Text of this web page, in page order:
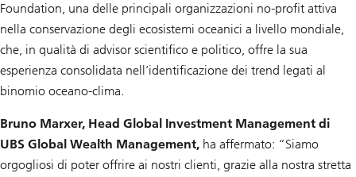
Foundation, una delle principali organizzazioni no-profit attiva
nella conservazione degli ecosistemi oceanici a livello mondiale,
che, in qualità di advisor scientifico e politico, offre la sua
esperienza consolidata nell’identificazione dei trend legati al
binomio oceano-clima.
Bruno Marxer, Head Global Investment Management di
UBS Global Wealth Management, ha affermato: “Siamo
orgogliosi di poter offrire ai nostri clienti, grazie alla nostra stretta